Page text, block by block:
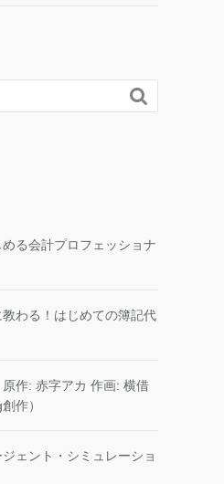

る会計プロフェッショナ
わる！はじめての簿記代
原作: 赤字アカ 作画: 横借
作）
ェント・シミュレーショ